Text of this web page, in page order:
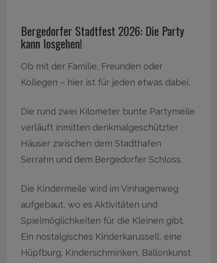
Bergedorfer Stadtfest 2026: Die Party
kann losgehen!
Ob mit der Familie, Freunden oder
Kollegen – hier ist für jeden etwas dabei.
Die rund zwei Kilometer bunte Partymeile
verläuft inmitten denkmalgeschützter
Häuser zwischen dem Stadthafen
Serrahn und dem Bergedorfer Schloss.
Die Kindermeile wird im Vinhagenweg
aufgebaut, wo es Aktivitäten und
Spielmöglichkeiten für die Kleinen gibt.
Ein nostalgisches Kinderkarussell, eine
Hüpfburg, Kinderschminken, Ballonkunst